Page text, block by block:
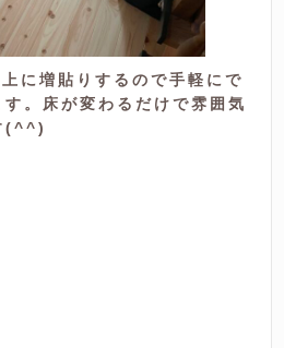
増貼りするので手軽にで
。床が変わるだけで雰囲気
(^^)